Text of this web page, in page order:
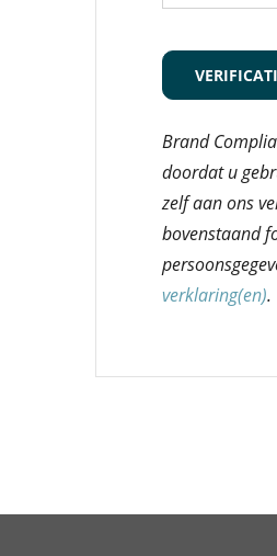
Brand
doordat u
zelf aan ons
bovenstaand
verklaring(en).